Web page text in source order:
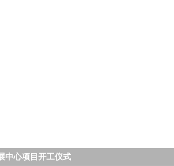
中心项目开工仪式
歌手杨洪强放歌中国